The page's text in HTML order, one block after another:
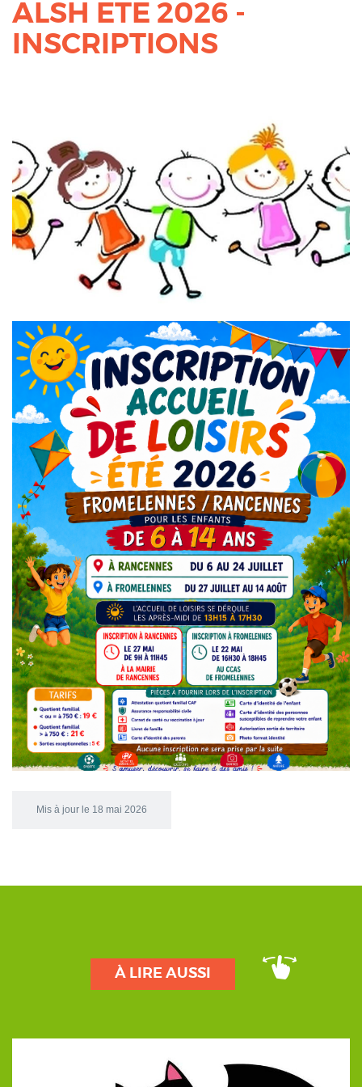
ALSH ETE 2026 -
INSCRIPTIONS
Mis à jour le 18 mai 2026
À LIRE AUSSI